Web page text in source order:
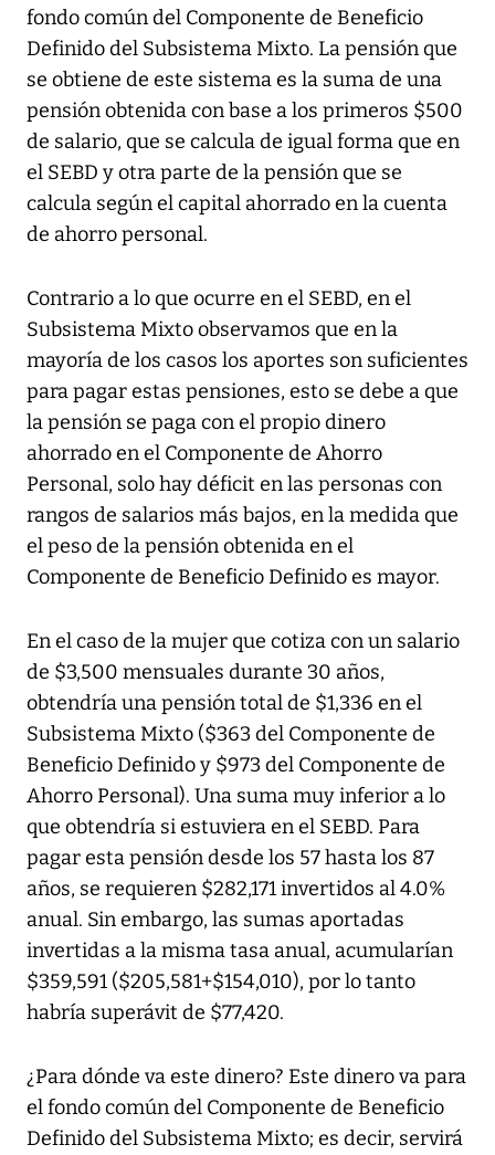
fondo común del Componente de Beneficio
Definido del Subsistema Mixto. La pensión que
se obtiene de este sistema es la suma de una
pensión obtenida con base a los primeros $500
de salario, que se calcula de igual forma que en
el SEBD y otra parte de la pensión que se
calcula según el capital ahorrado en la cuenta
de ahorro personal.
Contrario a lo que ocurre en el SEBD, en el
Subsistema Mixto observamos que en la
mayoría de los casos los aportes son suficientes
para pagar estas pensiones, esto se debe a que
la pensión se paga con el propio dinero
ahorrado en el Componente de Ahorro
Personal, solo hay déficit en las personas con
rangos de salarios más bajos, en la medida que
el peso de la pensión obtenida en el
Componente de Beneficio Definido es mayor.
En el caso de la mujer que cotiza con un salario
de $3,500 mensuales durante 30 años,
obtendría una pensión total de $1,336 en el
Subsistema Mixto ($363 del Componente de
Beneficio Definido y $973 del Componente de
Ahorro Personal). Una suma muy inferior a lo
que obtendría si estuviera en el SEBD. Para
pagar esta pensión desde los 57 hasta los 87
años, se requieren $282,171 invertidos al 4.0%
anual. Sin embargo, las sumas aportadas
invertidas a la misma tasa anual, acumularían
$359,591 ($205,581+$154,010), por lo tanto
habría superávit de $77,420.
¿Para dónde va este dinero? Este dinero va para
el fondo común del Componente de Beneficio
Definido del Subsistema Mixto; es decir, servirá